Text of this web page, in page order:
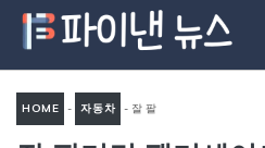
츠
HOME - 자동차 - 잘 팔